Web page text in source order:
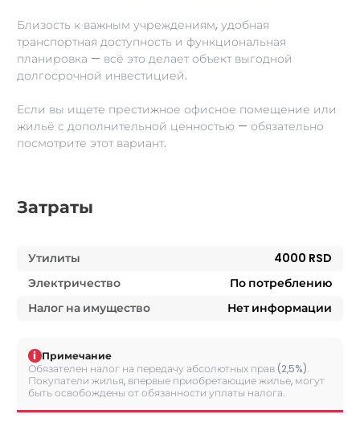
Близость к важным учреждениям, удобная
транспортная доступность и функциональная
планировка — всё это делает объект выгодной
долгосрочной инвестицией.
Если вы ищете престижное офисное помещение или
жильё с дополнительной ценностью — обязательно
посмотрите этот вариант.
Затраты
Утилиты
4000 RSD
Электричество
По потреблению
Налог на имущество
Нет информации
i Примечание
Обязателен налог на передачу абсолютных прав (2,5%).
Покупатели жилья, впервые приобретающие жилье, могут
быть освобождены от обязанности уплаты налога.